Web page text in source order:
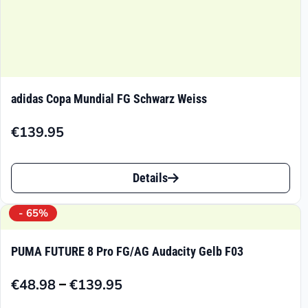
adidas Copa Mundial FG Schwarz Weiss
€139.95
Dieses
Produkt
weist
auf.
Details
- 65%
PUMA FUTURE 8 Pro FG/AG Audacity Gelb F03
€48.98–€139.95
Preisspanne: